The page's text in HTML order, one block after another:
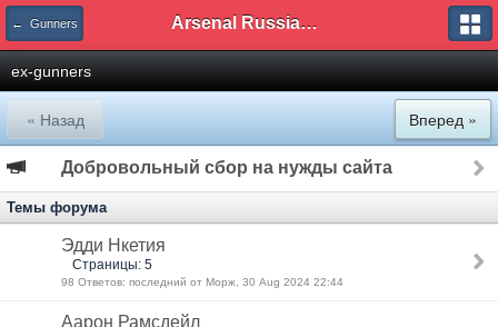
← Gunners Arsenal Russian Speaking Supporters Club
ex-gunners
« Назад Вперед »
Добровольный сбор на нужды сайта
Темы форума
Эдди Нкетия
Страницы: 5
98 Ответов: последний от Морж, 30 Aug 2024 22:44
Аарон Рамсдейл